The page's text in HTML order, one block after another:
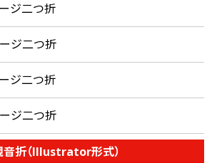
ジ二つ折
ジ二つ折
ジ二つ折
ジ二つ折
音折（Illustrator形式）